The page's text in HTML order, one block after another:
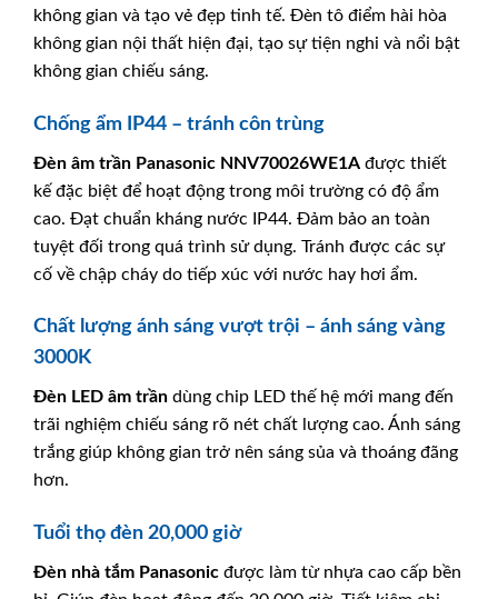
không gian và tạo vẻ đẹp tinh tế. Đèn tô điểm hài hòa
không gian nội thất hiện đại, tạo sự tiện nghi và nổi bật
không gian chiếu sáng.
Chống ẩm IP44 – tránh côn trùng
Đèn âm trần Panasonic NNV70026WE1A được thiết
kế đặc biệt để hoạt động trong môi trường có độ ẩm
cao. Đạt chuẩn kháng nước IP44. Đảm bảo an toàn
tuyệt đối trong quá trình sử dụng. Tránh được các sự
cố về chập cháy do tiếp xúc với nước hay hơi ẩm.
Chất lượng ánh sáng vượt trội – ánh sáng vàng
3000K
Đèn LED âm trần dùng chip LED thế hệ mới mang đến
trãi nghiệm chiếu sáng rõ nét chất lượng cao. Ánh sáng
trắng giúp không gian trở nên sáng sủa và thoáng đãng
hơn.
Tuổi thọ đèn 20,000 giờ
Đèn nhà tắm Panasonic được làm từ nhựa cao cấp bền